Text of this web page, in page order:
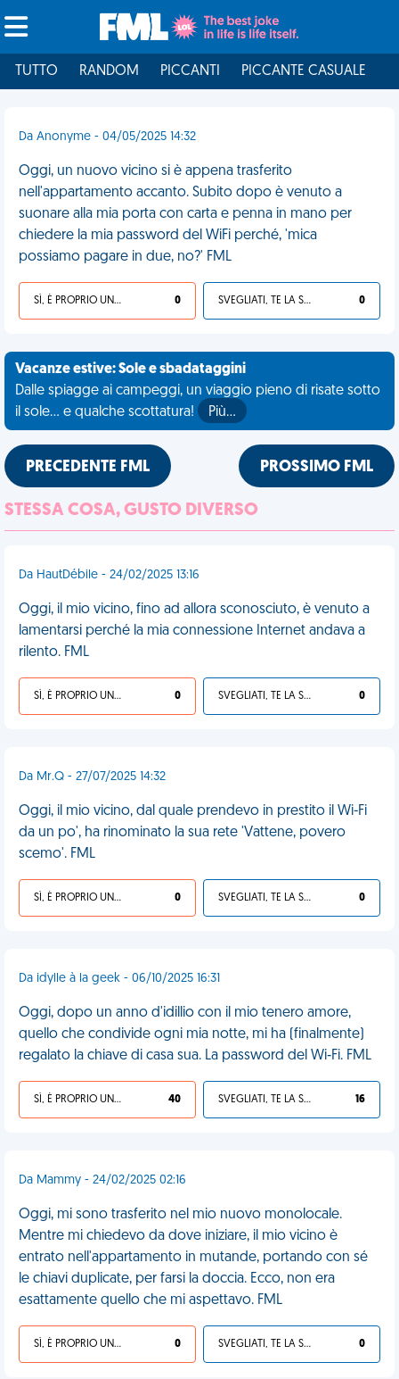
TUTTO RANDOM PICCANTI PICCANTE CASUALE
Da Anonyme - 04/05/2025 14:32
Oggi, un nuovo vicino si è appena trasferito
nell'appartamento accanto. Subito dopo è venuto a
suonare alla mia porta con carta e penna in mano per
chiedere la mia password del WiFi perché, 'mica
possiamo pagare in due, no?' FML
SÌ, È PROPRIO UNA VDM! 0 SVEGLIATI, TE LA SEI CERCATA! 0
Vacanze estive: Sole e sbadataggini
Dalle spiagge ai campeggi, un viaggio pieno di risate sotto
il sole... e qualche scottatura!
Più…
PRECEDENTE FML PROSSIMO FML
STESSA COSA, GUSTO DIVERSO
Da HautDébile - 24/02/2025 13:16
Oggi, il mio vicino, fino ad allora sconosciuto, è venuto a
lamentarsi perché la mia connessione Internet andava a
rilento. FML
SÌ, È PROPRIO UNA VDM! 0 SVEGLIATI, TE LA SEI CERCATA! 0
Da Mr.Q - 27/07/2025 14:32
Oggi, il mio vicino, dal quale prendevo in prestito il Wi-Fi
da un po', ha rinominato la sua rete 'Vattene, povero
scemo'. FML
SÌ, È PROPRIO UNA VDM! 0 SVEGLIATI, TE LA SEI CERCATA! 0
Da idylle à la geek - 06/10/2025 16:31
Oggi, dopo un anno d'idillio con il mio tenero amore,
quello che condivide ogni mia notte, mi ha (finalmente)
regalato la chiave di casa sua. La password del Wi‑Fi. FML
SÌ, È PROPRIO UNA VDM! 40 SVEGLIATI, TE LA SEI CERCATA! 16
Da Mammy - 24/02/2025 02:16
Oggi, mi sono trasferito nel mio nuovo monolocale.
Mentre mi chiedevo da dove iniziare, il mio vicino è
entrato nell'appartamento in mutande, portando con sé
le chiavi duplicate, per farsi la doccia. Ecco, non era
esattamente quello che mi aspettavo. FML
SÌ, È PROPRIO UNA VDM! 0 SVEGLIATI, TE LA SEI CERCATA! 0